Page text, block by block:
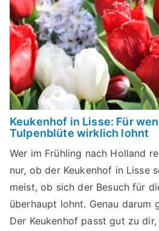
Keukenhof in Lisse: Für
Tulpenblüte wirklich lohnt
Wer im Frühling nach Holland
nur, ob der Keukenhof in Lisse
meist, ob sich der Besuch für
überhaupt lohnt. Genau darum
Der Keukenhof passt gut zu